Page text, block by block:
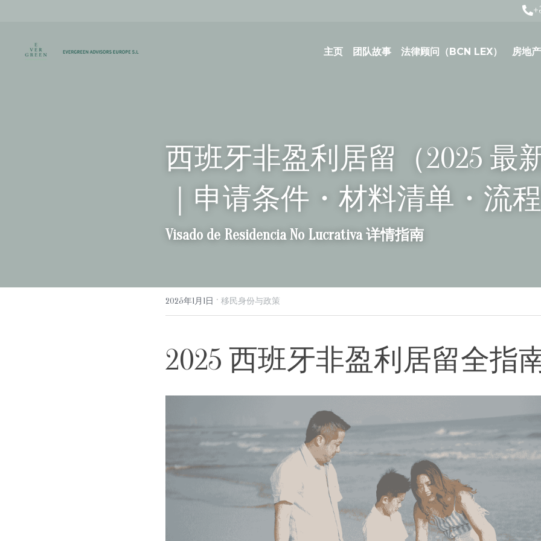
主页 团队故事 法律顾问（BCN LEX） 房地
西班牙非盈利居留（2025 最
｜申请条件・材料清单・流
Visado de Residencia No Lucrativa 详情指南
2025年1月1日 · 移民身份与政策
2025 西班牙非盈利居留全指